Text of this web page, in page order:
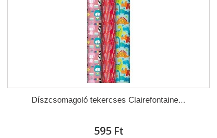
Díszcsomagoló tekercses Clairefontaine...
595 Ft‎